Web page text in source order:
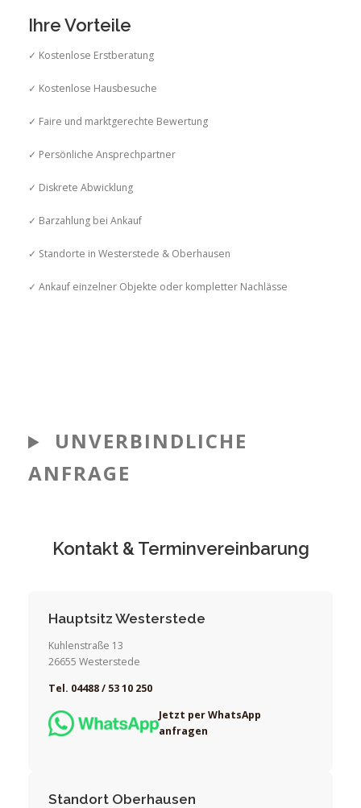
Ihre Vorteile
✓ Kostenlose Erstberatung
✓ Kostenlose Hausbesuche
✓ Faire und marktgerechte Bewertung
✓ Persönliche Ansprechpartner
✓ Diskrete Abwicklung
✓ Barzahlung bei Ankauf
✓ Standorte in Westerstede & Oberhausen
✓ Ankauf einzelner Objekte oder kompletter Nachlässe
UNVERBINDLICHE
ANFRAGE
Kontakt & Terminvereinbarung
Hauptsitz Westerstede
Kuhlenstraße 13
26655 Westerstede
Tel. 04488 / 53 10 250
Jetzt per WhatsApp
anfragen
Standort Oberhausen